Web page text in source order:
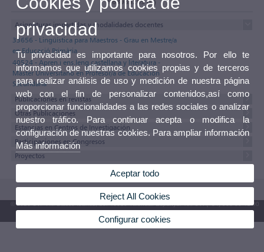
Asignaturas impartidas y modalidades docentes
33656 - Lingüística para Maestros - Grau en Mestre/a
en Educació Primària
40524 - Apren.i ens.leng.castellana y literatura -
Máster Universitario en Profesor/a de Educación
Secundaria
Publicaciones en revistas
Otras Publicaciones
Estancias en Centros de Investigación
Participaciones en Congresos
Proyectos
© 2026 UV. - Av. Blasco Ibáñez, 13. 46010 València. Espanya. Tel. UV: (+34) 963 86 41 00
Buzón UV
privacidad
Tu privacidad es importante para nosotros. Por ello te
informamos que utilizamos cookies propias y de terceros
para realizar análisis de uso y medición de nuestra página
web con el fin de personalizar contenidos,así como
proporcionar funcionalidades a las redes sociales o analizar
nuestro tráfico. Para continuar acepta o modifica la
configuración de nuestras cookies. Para ampliar información
Más información
Aceptar todo
Reject All Cookies
Configurar cookies